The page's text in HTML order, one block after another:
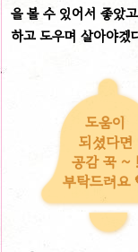
을 볼 수 있어서 좋았
하고 도우며 살아야겠
도움이
되셨다면
공감 꾹 ~ !
부탁드려요